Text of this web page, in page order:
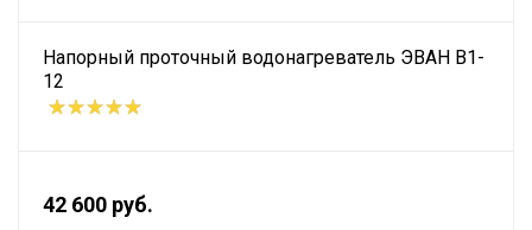
Напорный проточный водонагреватель ЭВАН В1-
12
42 600 руб.